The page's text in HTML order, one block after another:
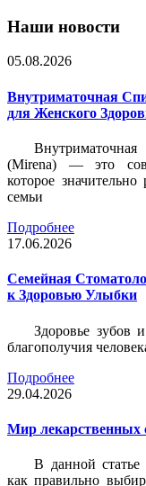
Наши новости
05.08.2026
Внутриматочная
для Женского
(Mirena) — это
которое
семьи
Подробнее
17.06.2026
Семейная
к Здоровью Улыбки
Здоровье зубов
благополучия
Подробнее
29.04.2026
Мир лекарственных
В данной статье
как правильно